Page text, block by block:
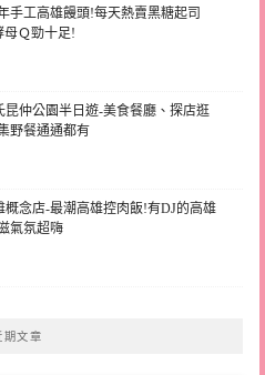
手工高雄饅頭!每天熱賣黑糖起司
母Ｑ勁十足!
昆仲公園半日遊-美食餐廳、探店逛
野餐通通都有
概念店-最潮高雄控肉飯!有DJ的高雄
氣氛超嗨
期文章